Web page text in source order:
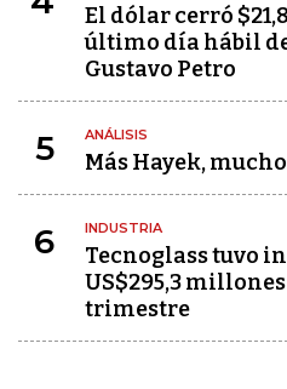
El dólar cerró
último día hábil
Gustavo Petro
5 ANÁLISIS
Más Hayek,
6 INDUSTRIA
Tecnoglass tuvo
US$295,3
trimestre